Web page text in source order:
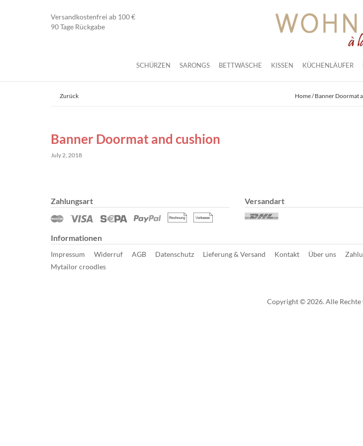
Versandkostenfrei ab 100 €
90 Tage Rückgabe
SCHÜRZEN SARONGS BETTWÄSCHE KISSEN KÜCHENLÄUFER
Zurück Home/ Banner Doormat
Banner Doormat and cushion
July 2, 2018
Zahlungsart Versandart
Informationen
Impressum Widerruf AGB Datenschutz Lieferung & Versand Kontakt Über uns
Mytailor croodles
Copyright © 2026. Alle Rechte